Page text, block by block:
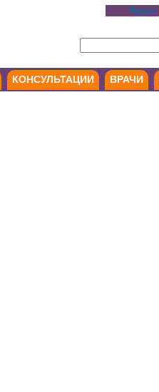
Вход
КОНСУЛЬТАЦИИ ВРАЧИ